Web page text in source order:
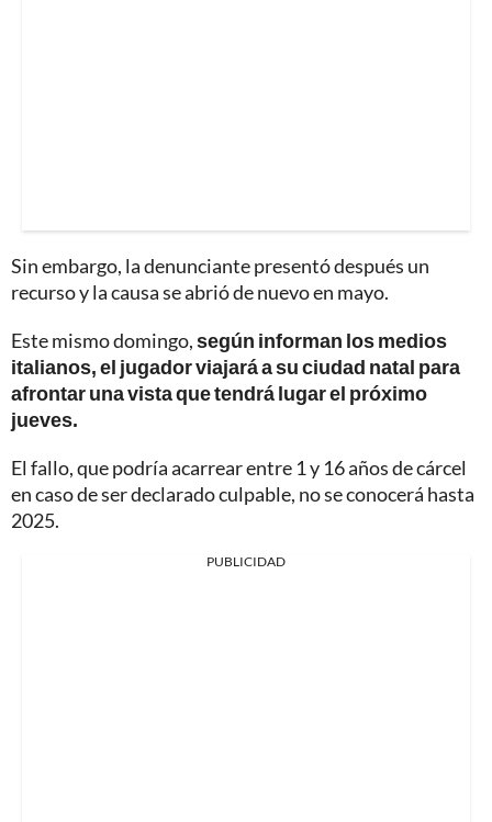
Sin embargo, la denunciante presentó después un
recurso y la causa se abrió de nuevo en mayo.
Este mismo domingo,según informan los medios
italianos, el jugador viajará a su ciudad natal para
afrontar una vista que tendrá lugar el próximo
jueves.
El fallo, que podría acarrear entre 1 y 16 años de cárcel
en caso de ser declarado culpable, no se conocerá hasta
2025.
PUBLICIDAD